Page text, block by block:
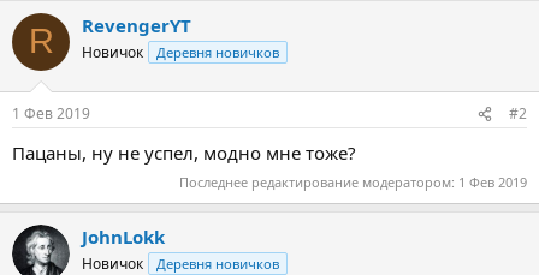
к
и
R RevengerYT
Новичок Деревня новичков
1 Фев 2019 #2
Пацаны, ну не успел, модно мне тоже?
Последнее редактирование модератором: 1 Фев 2019
JohnLokk
Новичок Деревня новичков